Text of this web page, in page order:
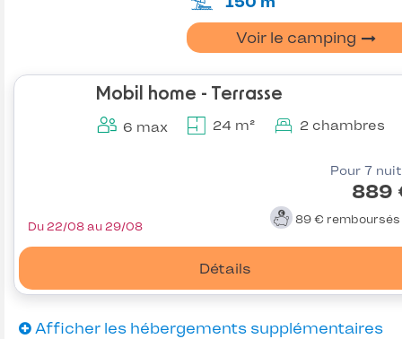
Voir le camping
Mobil home - Terrasse
6 max 24 m² 2 chambres
Pour 7
889
89 € remboursés
Détails
Du 22/08 au 29/08
Afficher les hébergements supplémentaires